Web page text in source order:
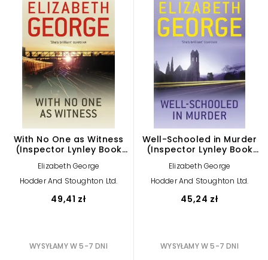
With No One as Witness
(Inspector Lynley Book
Elizabeth George
Hodder And Stoughton Ltd.
49,41 zł
WYSYŁAMY W 5-7 DNI
Well-Schooled in Murder
(Inspector Lynley Book
Elizabeth George
Hodder And Stoughton Ltd.
45,24 zł
WYSYŁAMY W 5-7 DNI